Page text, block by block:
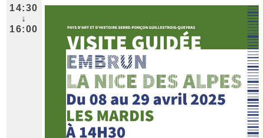
14:30
↓
16:00